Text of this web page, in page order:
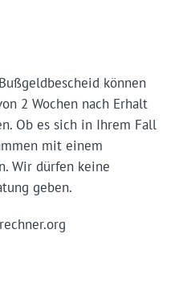
können
2 Wochen nach Erhalt
Ob es sich in Ihrem Fall
mit einem
Wir dürfen keine
geben.